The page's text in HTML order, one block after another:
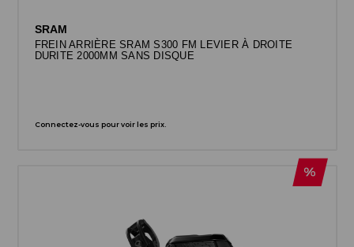
SRAM
FREIN ARRIÈRE SRAM S300 FM LEVIER À DROITE
DURITE 2000MM SANS DISQUE
Connectez-vous pour voir les prix.